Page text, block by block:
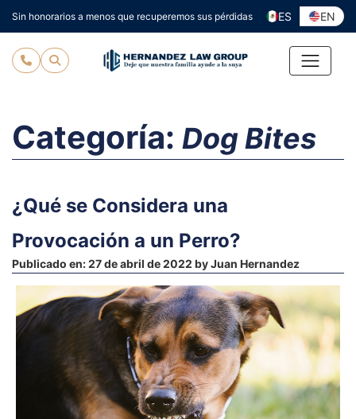
al
contenido
Sin honorarios a menos que recuperemos sus pérdidas ES EN
Categoría: Dog Bites
¿Qué se Considera una
Provocación a un Perro?
Publicado en:27 de abril de 2022 byJuan Hernandez